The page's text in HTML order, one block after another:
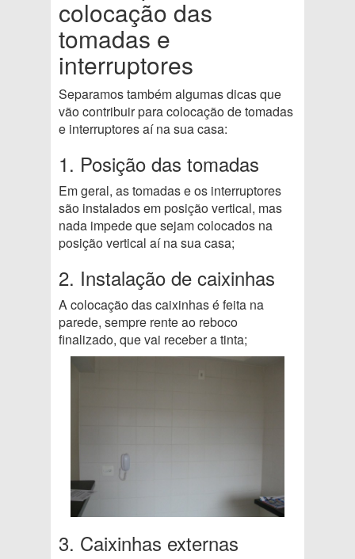
colocação das
tomadas e
interruptores
Separamos também algumas dicas que
vão contribuir para colocação de tomadas
e interruptores aí na sua casa:
1. Posição das tomadas
Em geral, as tomadas e os interruptores
são instalados em posição vertical, mas
nada impede que sejam colocados na
posição vertical aí na sua casa;
2. Instalação de caixinhas
A colocação das caixinhas é feita na
parede, sempre rente ao reboco
finalizado, que vai receber a tinta;
3. Caixinhas externas